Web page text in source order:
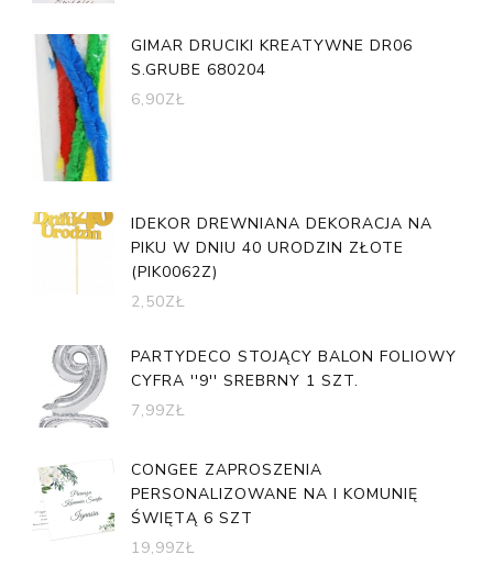
GIMAR DRUCIKI KREATYWNE DR06
S.GRUBE 680204
6,90ZŁ
IDEKOR DREWNIANA DEKORACJA NA
PIKU W DNIU 40 URODZIN ZŁOTE
(PIK0062Z)
2,50ZŁ
PARTYDECO STOJĄCY BALON FOLIOWY
CYFRA ''9'' SREBRNY 1 SZT.
7,99ZŁ
CONGEE ZAPROSZENIA
PERSONALIZOWANE NA I KOMUNIĘ
ŚWIĘTĄ 6 SZT
19,99ZŁ